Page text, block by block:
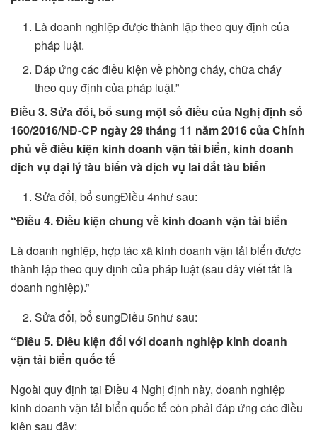
Là doanh nghiệp được thành lập theo quy định của
pháp luật.
Đáp ứng các điều kiện về phòng cháy, chữa cháy
theo quy định của pháp luật.”
Điều 3. Sửa đổi, bổ sung một số điều của Nghị định số
160/2016/NĐ-CP ngày 29 tháng 11 năm 2016 của Chính
phủ về điều kiện kinh doanh vận tải biển, kinh doanh
dịch vụ đại lý tàu biển và dịch vụ lai dắt tàu biển
Sửa đổi, bổ sungĐiều 4như sau:
“Điều 4. Điều kiện chung về kinh doanh vận tải biển
Là doanh nghiệp, hợp tác xã kinh doanh vận tải biển được
thành lập theo quy định của pháp luật (sau đây viết tắt là
doanh nghiệp).”
Sửa đổi, bổ sungĐiều 5như sau:
“Điều 5. Điều kiện đối với doanh nghiệp kinh doanh
vận tải biển quốc tế
Ngoài quy định tại Điều 4 Nghị định này, doanh nghiệp
kinh doanh vận tải biển quốc tế còn phải đáp ứng các điều
kiện sau đây: